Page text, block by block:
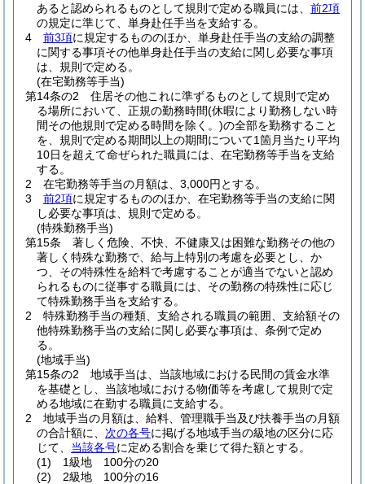
あると認められるものとして規則で定める職員には、 前2項
の規定に準じて、単身赴任手当を支給する。
4
前3項に規定するもののほか、単身赴任手当の支給の調整
に関する事項その他単身赴任手当の支給に関し必要な事項
は、規則で定める。
(在宅勤務等手当)
第14条の2
住居その他これに準ずるものとして規則で定め
る場所において、正規の勤務時間(休暇により勤務しない時
間その他規則で定める時間を除く。)の全部を勤務すること
を、規則で定める期間以上の期間について1箇月当たり平均
10日を超えて命ぜられた職員には、在宅勤務等手当を支給
する。
2
在宅勤務等手当の月額は、3,000円とする。
3
前2項に規定するもののほか、在宅勤務等手当の支給に関
し必要な事項は、規則で定める。
(特殊勤務手当)
第15条
著しく危険、不快、不健康又は困難な勤務その他の
著しく特殊な勤務で、給与上特別の考慮を必要とし、か
つ、その特殊性を給料で考慮することが適当でないと認め
られるものに従事する職員には、その勤務の特殊性に応じ
て特殊勤務手当を支給する。
2
特殊勤務手当の種類、支給される職員の範囲、支給額その
他特殊勤務手当の支給に関し必要な事項は、条例で定め
る。
(地域手当)
第15条の2
地域手当は、当該地域における民間の賃金水準
を基礎とし、当該地域における物価等を考慮して規則で定
める地域に在勤する職員に支給する。
2
地域手当の月額は、給料、管理職手当及び扶養手当の月額
の合計額に、 次の各号に掲げる地域手当の級地の区分に応
じて、 当該各号に定める割合を乗じて得た額とする。
(1)
1級地 100分の20
(2)
2級地 100分の16